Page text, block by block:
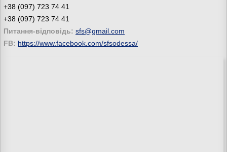
+38 (097) 723 74 41
+38 (097) 723 74 41
Питання-відповідь: sfs@gmail.com
FB: https://www.facebook.com/sfsodessa/